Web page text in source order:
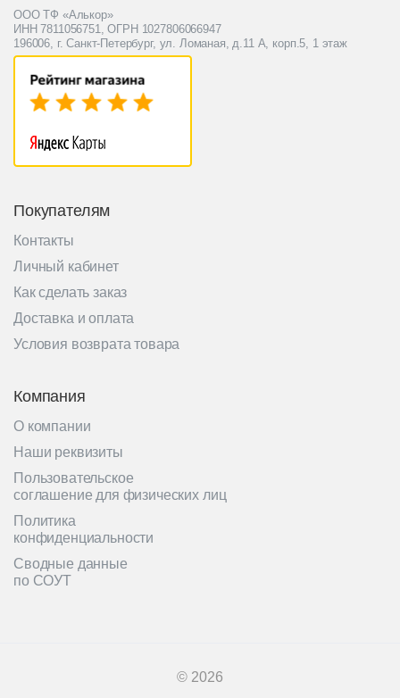
ООО ТФ «Алькор»
ИНН 7811056751, ОГРН 1027806066947
196006, г. Санкт-Петербург, ул. Ломаная, д.11 А, корп.5, 1 этаж
Покупателям
Контакты
Личный кабинет
Как сделать заказ
Доставка и оплата
Условия возврата товара
Компания
О компании
Наши реквизиты
Пользовательское
соглашение для физических лиц
Политика
конфиденциальности
Сводные данные
по СОУТ
© 2026